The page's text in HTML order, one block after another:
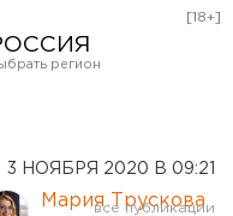
Курган
[18+]
3 НОЯБРЯ 2020 В 09:21
Мария Трускова